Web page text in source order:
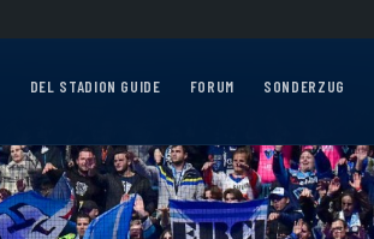
DEL STADION GUIDE FORUM SONDERZUG